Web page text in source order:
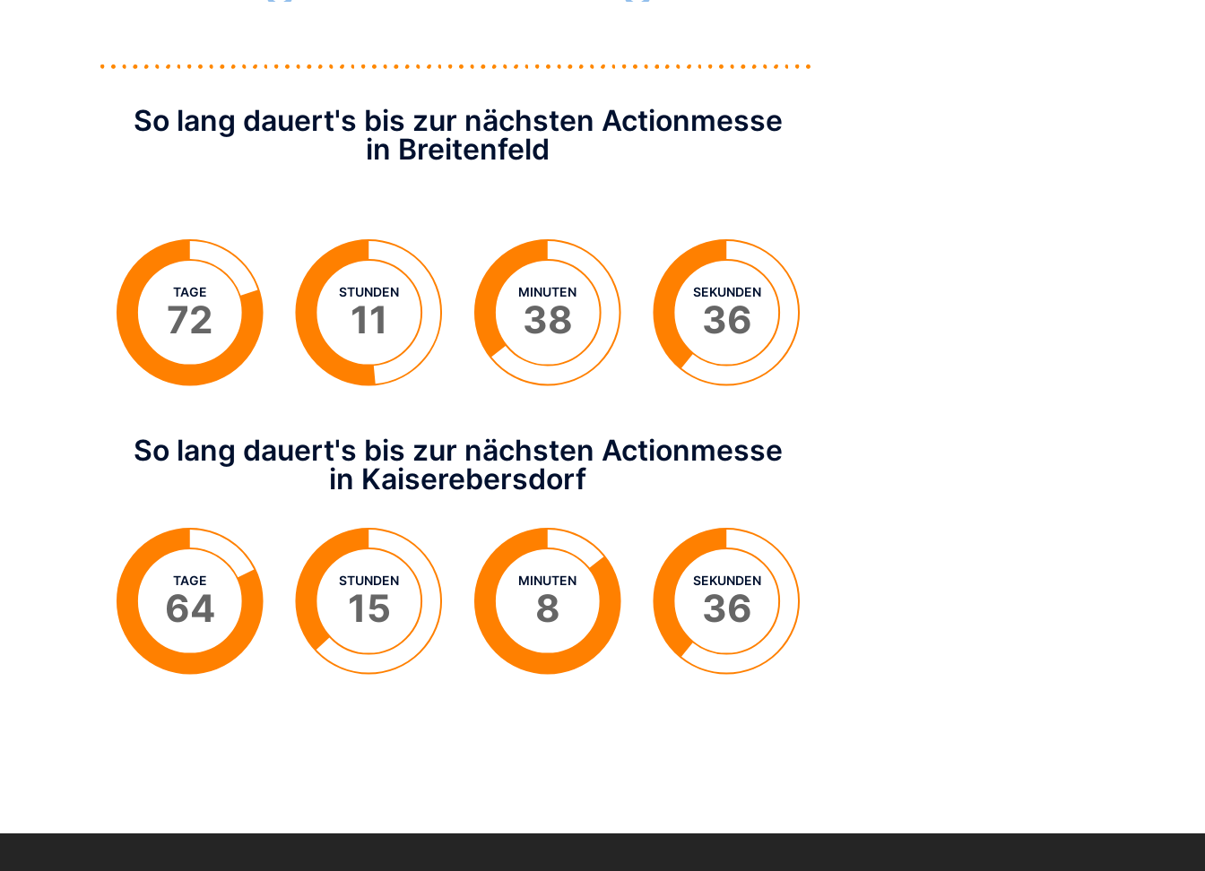
So lang dauert's bis zur nächsten Actionmesse
in Breitenfeld
TAGE
72
STUNDEN
11
MINUTEN
38
SEKUNDEN
35
So lang dauert's bis zur nächsten Actionmesse
in Kaiserebersdorf
TAGE
64
STUNDEN
15
MINUTEN
8
SEKUNDEN
35